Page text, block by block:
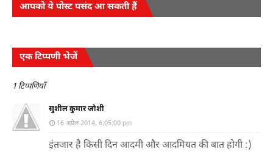
आपको ये पोस्ट पसंद आ सकती हैं
एक टिप्पणी भेजें
1 टिप्पणियाँ
सुशील कुमार जोशी
16 अप्रैल 2014, 6:05:00 pm
इंतजार है किसी दिन आदमी और आदमियत की बात होगी :)